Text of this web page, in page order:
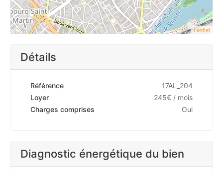
Leaflet
Détails
Référence
17AL_204
Loyer
245€ / mois
Charges comprises
Oui
Diagnostic énergétique du bien